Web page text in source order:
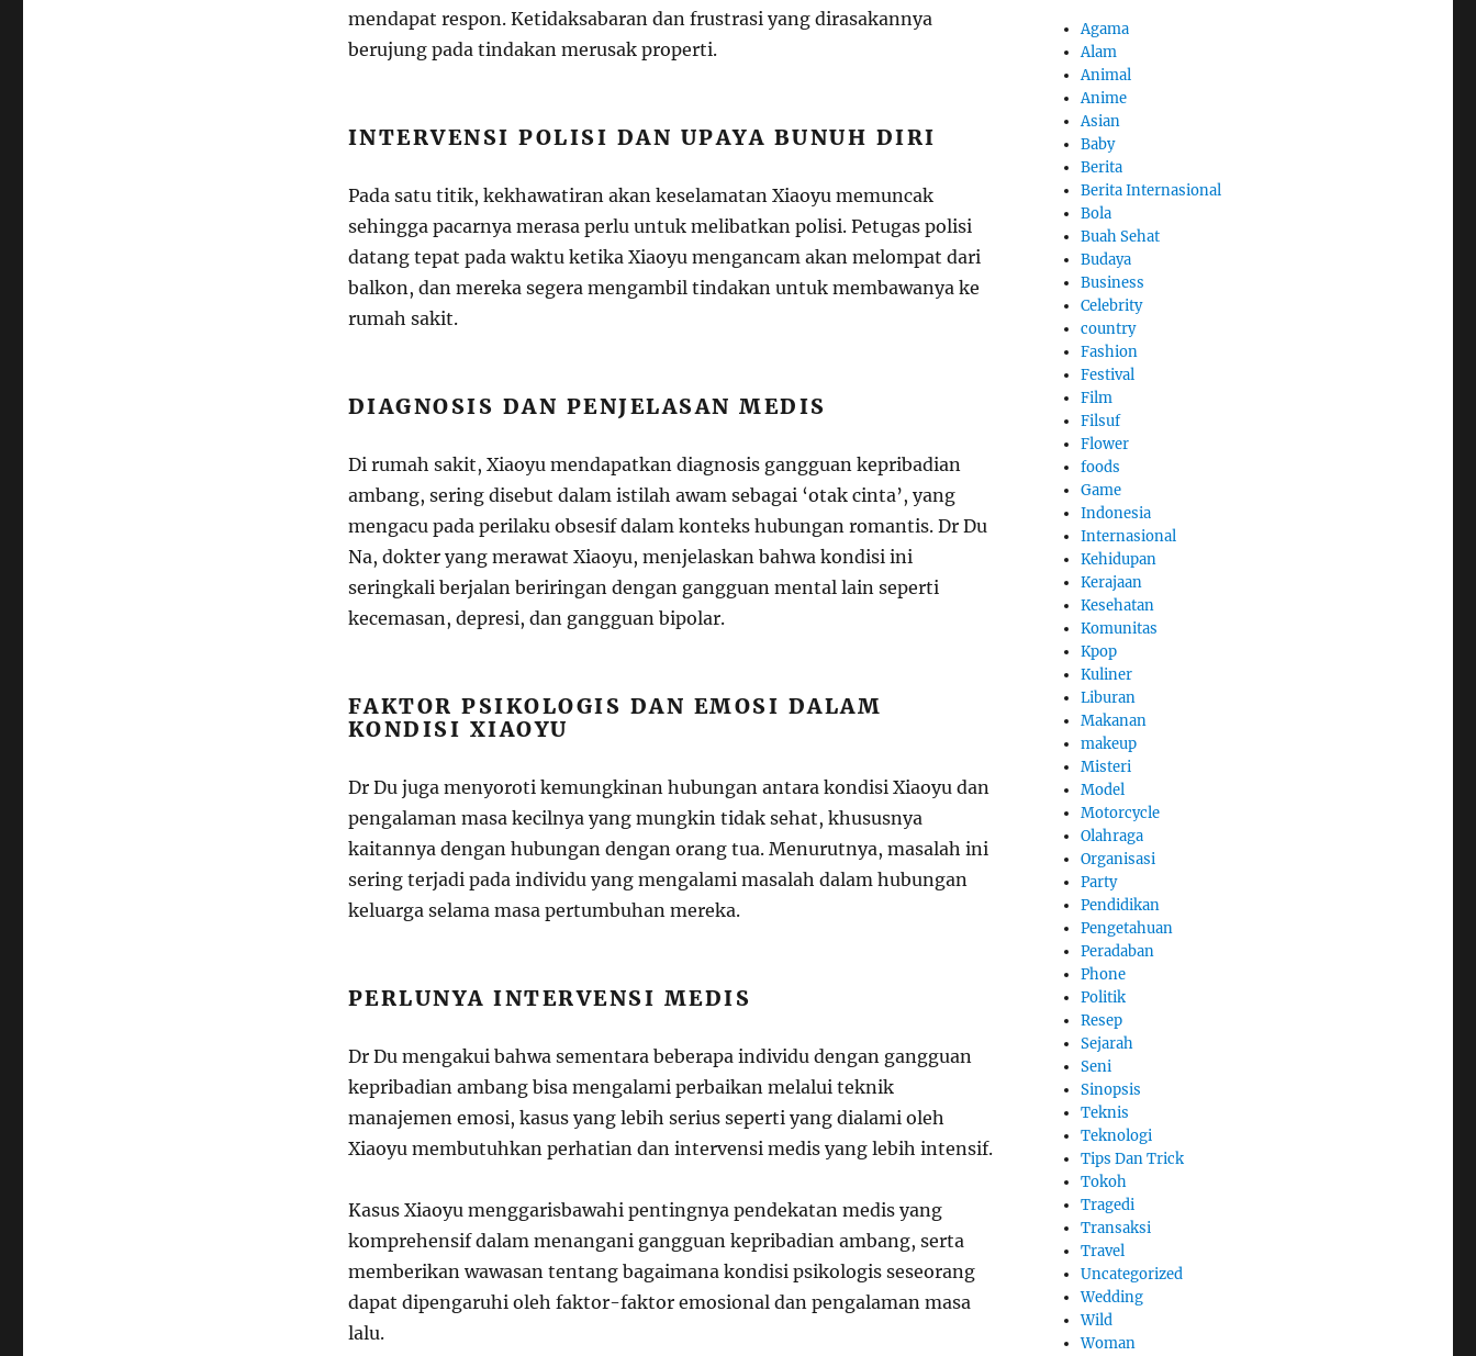
mendapat respon. Ketidaksabaran dan frustrasi yang dirasakannya
berujung pada tindakan merusak properti.
INTERVENSI POLISI DAN UPAYA BUNUH DIRI
Pada satu titik, kekhawatiran akan keselamatan Xiaoyu memuncak
sehingga pacarnya merasa perlu untuk melibatkan polisi. Petugas polisi
datang tepat pada waktu ketika Xiaoyu mengancam akan melompat dari
balkon, dan mereka segera mengambil tindakan untuk membawanya ke
rumah sakit.
DIAGNOSIS DAN PENJELASAN MEDIS
Di rumah sakit, Xiaoyu mendapatkan diagnosis gangguan kepribadian
ambang, sering disebut dalam istilah awam sebagai ‘otak cinta’, yang
mengacu pada perilaku obsesif dalam konteks hubungan romantis. Dr Du
Na, dokter yang merawat Xiaoyu, menjelaskan bahwa kondisi ini
seringkali berjalan beriringan dengan gangguan mental lain seperti
kecemasan, depresi, dan gangguan bipolar.
FAKTOR PSIKOLOGIS DAN EMOSI DALAM
KONDISI XIAOYU
Dr Du juga menyoroti kemungkinan hubungan antara kondisi Xiaoyu dan
pengalaman masa kecilnya yang mungkin tidak sehat, khususnya
kaitannya dengan hubungan dengan orang tua. Menurutnya, masalah ini
sering terjadi pada individu yang mengalami masalah dalam hubungan
keluarga selama masa pertumbuhan mereka.
PERLUNYA INTERVENSI MEDIS
Dr Du mengakui bahwa sementara beberapa individu dengan gangguan
kepribadian ambang bisa mengalami perbaikan melalui teknik
manajemen emosi, kasus yang lebih serius seperti yang dialami oleh
Xiaoyu membutuhkan perhatian dan intervensi medis yang lebih intensif.
Kasus Xiaoyu menggarisbawahi pentingnya pendekatan medis yang
komprehensif dalam menangani gangguan kepribadian ambang, serta
memberikan wawasan tentang bagaimana kondisi psikologis seseorang
dapat dipengaruhi oleh faktor-faktor emosional dan pengalaman masa
lalu.
Agama
Alam
Animal
Anime
Asian
Baby
Berita
Berita Internasional
Bola
Buah Sehat
Budaya
Business
Celebrity
country
Fashion
Festival
Film
Filsuf
Flower
foods
Game
Indonesia
Internasional
Kehidupan
Kerajaan
Kesehatan
Komunitas
Kpop
Kuliner
Liburan
Makanan
makeup
Misteri
Model
Motorcycle
Olahraga
Organisasi
Party
Pendidikan
Pengetahuan
Peradaban
Phone
Politik
Resep
Sejarah
Seni
Sinopsis
Teknis
Teknologi
Tips Dan Trick
Tokoh
Tragedi
Transaksi
Travel
Uncategorized
Wedding
Wild
Woman